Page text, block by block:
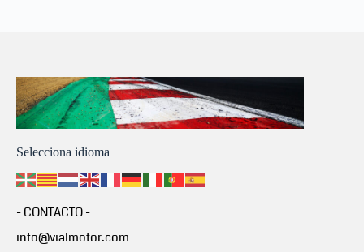
Selecciona idioma
- CONTACTO -
info@vialmotor.com